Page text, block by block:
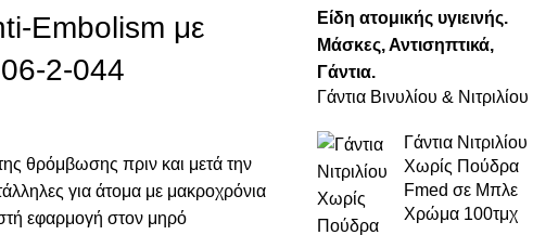
Embolism με
2-044
θρόμβωσης πριν και μετά την
για άτομα με μακροχρόνια
εφαρμογή στον μηρό
Είδη ατομικής υγιεινής.
Μάσκες, Αντισηπτικά,
Γάντια.
Γάντια Βινυλίου & Νιτριλίου
Γάντια Νιτριλίου
Χωρίς Πούδρα
Fmed σε Μπλε
Χρώμα 100τμχ